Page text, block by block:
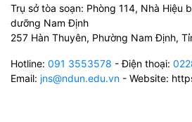
Trụ sở tòa soạn: Phòng 114, Nhà Hiệu
dưỡng Nam Định
257 Hàn Thuyên, Phường Nam Định,
Hotline: 091 3553578 - Điện thoại:
Email: jns@ndun.edu.vn - Website: